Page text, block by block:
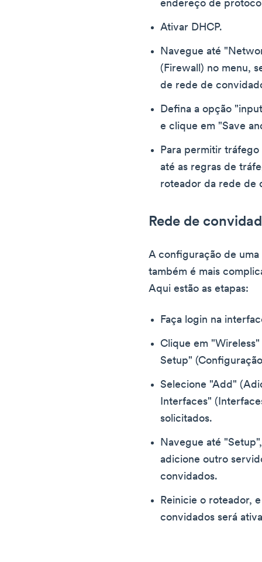
endereço de
Ativar DHCP.
Navegue até
(Firewall) no menu,
de rede de
Defina a opção
e clique em "Save
Para permitir
até as regras de
roteador da rede de
Rede de
A configuração de
também é mais
Aqui estão as etapas:
Faça login na
Clique em
Setup"
Selecione "Add"
Interfaces"
solicitados.
Navegue até
adicione outro
convidados.
Reinicie o roteador,
convidados será